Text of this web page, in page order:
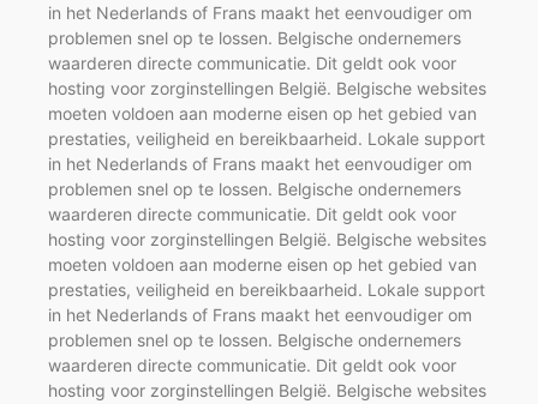
in het Nederlands of Frans maakt het eenvoudiger om
problemen snel op te lossen. Belgische ondernemers
waarderen directe communicatie. Dit geldt ook voor
hosting voor zorginstellingen België. Belgische websites
moeten voldoen aan moderne eisen op het gebied van
prestaties, veiligheid en bereikbaarheid. Lokale support
in het Nederlands of Frans maakt het eenvoudiger om
problemen snel op te lossen. Belgische ondernemers
waarderen directe communicatie. Dit geldt ook voor
hosting voor zorginstellingen België. Belgische websites
moeten voldoen aan moderne eisen op het gebied van
prestaties, veiligheid en bereikbaarheid. Lokale support
in het Nederlands of Frans maakt het eenvoudiger om
problemen snel op te lossen. Belgische ondernemers
waarderen directe communicatie. Dit geldt ook voor
hosting voor zorginstellingen België. Belgische websites